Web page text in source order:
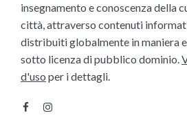
insegnamento e conoscenza della
città, attraverso contenuti
distribuiti globalmente in maniera
sotto licenza di pubblico dominio.
d'uso per i dettagli.